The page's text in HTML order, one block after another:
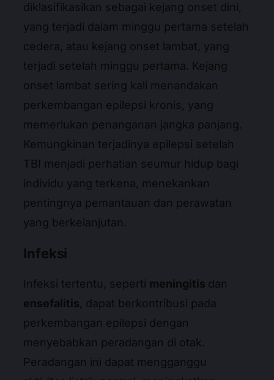
diklasifikasikan sebagai kejang onset dini,
yang terjadi dalam minggu pertama setelah
cedera, atau kejang onset lambat, yang
terjadi setelah minggu pertama. Kejang
onset lambat sering kali menandakan
perkembangan epilepsi kronis, yang
memerlukan penanganan jangka panjang.
Kemungkinan terjadinya epilepsi setelah
TBI menjadi perhatian seumur hidup bagi
individu yang terkena, menekankan
pentingnya pemantauan dan perawatan
yang berkelanjutan.
Infeksi
Infeksi tertentu, seperti meningitis dan
ensefalitis, dapat berkontribusi pada
perkembangan epilepsi dengan
menyebabkan peradangan di otak.
Peradangan ini dapat mengganggu